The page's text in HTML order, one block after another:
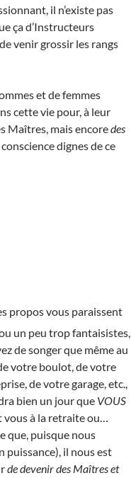
il n’existe pas
ça d’Instructeurs
venir grossir les rangs
et de femmes
cette vie pour, à leur
Maîtres, mais encoredes
dignes de ce
propos vous paraissent
un peu trop fantaisistes,
de songer que même au
votre boulot, de votre
de votre garage, etc.,
bien un jour que VOUS
vous à la retraite ou…
que, puisque nous
puissance), il nous est
de devenir des Maîtres et